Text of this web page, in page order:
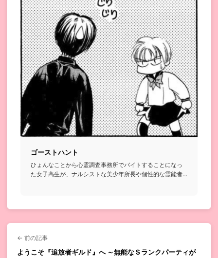
ゴーストハント
ひょんなことから心霊調査事務所でバイトすることになっ
た女子高生が、ナルシストな美少年所長や個性的な霊能者
← 前の記事
ようこそ『追放者ギルド』へ ～無能なＳランクパーティが